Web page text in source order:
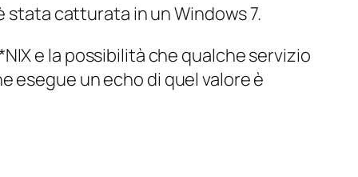
stata catturata in un Windows 7.
e la possibilità che qualche servizio
esegue un echo di quel valore è